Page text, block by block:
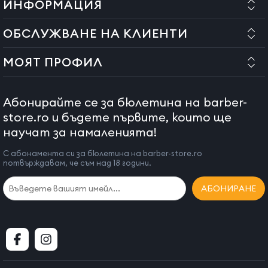
ИНФОРМАЦИЯ
ОБСЛУЖВАНЕ НА КЛИЕНТИ
МОЯТ ПРОФИЛ
Абонирайте се за бюлетина на barber-
store.ro и бъдете първите, които ще
научат за намаленията!
С абонамента си за бюлетина на barber-store.ro
потвърждавам, че съм над 18 години.
АБОНИРАНЕ